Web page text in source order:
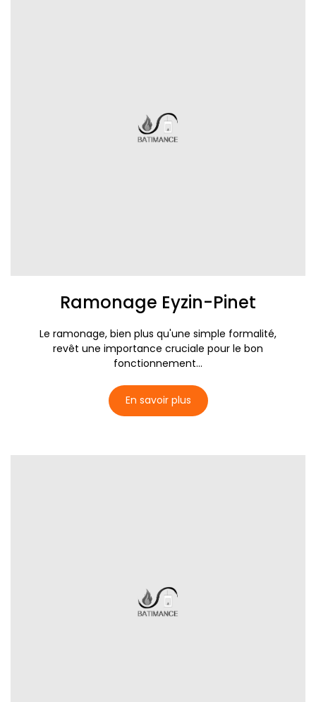
Ramonage Eyzin-Pinet
Le ramonage, bien plus qu'une simple formalité,
revêt une importance cruciale pour le bon
fonctionnement...
En savoir plus